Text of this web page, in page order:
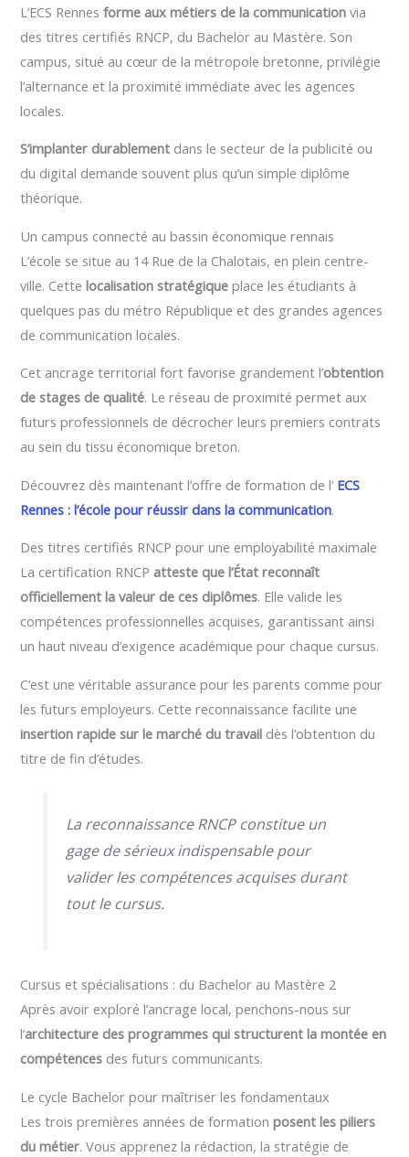
L’ECS Rennesforme aux métiers de la communication via
des titres certifiés RNCP, du Bachelor au Mastère. Son
campus, situé au cœur de la métropole bretonne, privilégie
l’alternance et la proximité immédiate avec les agences
locales.
S’implanter durablement dans le secteur de la publicité ou
du digital demande souvent plus qu’un simple diplôme
théorique.
Un campus connecté au bassin économique rennais
L’école se situe au 14 Rue de la Chalotais, en plein centre-
ville. Cettelocalisation stratégique place les étudiants à
quelques pas du métro République et des grandes agences
de communication locales.
Cet ancrage territorial fort favorise grandement l’obtention
de stages de qualité. Le réseau de proximité permet aux
futurs professionnels de décrocher leurs premiers contrats
au sein du tissu économique breton.
Découvrez dès maintenant l’offre de formation de l’ ECS
Rennes : l’école pour réussir dans la communication.
Des titres certifiés RNCP pour une employabilité maximale
La certification RNCP atteste que l’État reconnaît
officiellement la valeur de ces diplômes. Elle valide les
compétences professionnelles acquises, garantissant ainsi
un haut niveau d’exigence académique pour chaque cursus.
C’est une véritable assurance pour les parents comme pour
les futurs employeurs. Cette reconnaissance facilite une
insertion rapide sur le marché du travail dès l’obtention du
titre de fin d’études.
La reconnaissance RNCP constitue un
gage de sérieux indispensable pour
valider les compétences acquises durant
tout le cursus.
Cursus et spécialisations : du Bachelor au Mastère 2
Après avoir exploré l’ancrage local, penchons-nous sur
l’architecture des programmes qui structurent la montée en
compétences des futurs communicants.
Le cycle Bachelor pour maîtriser les fondamentaux
Les trois premières années de formationposent les piliers
du métier. Vous apprenez la rédaction, la stratégie de